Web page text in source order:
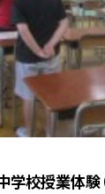
校授業体験